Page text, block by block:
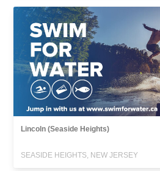
Lincoln (Seaside Heights)
SEASIDE HEIGHTS, NEW JERSEY